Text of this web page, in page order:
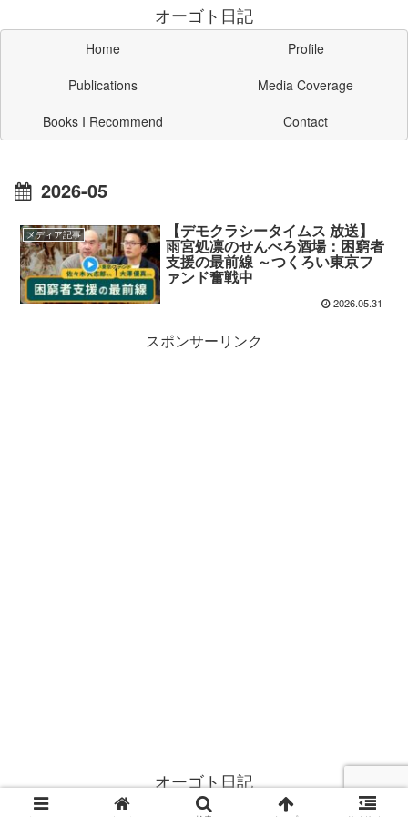
オーゴト日記
Home
Profile
Publications
Media Coverage
Books I Recommend
Contact
2026-05
メディア記事 【デモクラシータイムス 放送】
雨宮処凛のせんべろ酒場：困窮者
支援の最前線 ～つくろい東京フ
ァンド奮戦中
2026.05.31
スポンサーリンク
オーゴト日記
© 2021 オーゴト日記.